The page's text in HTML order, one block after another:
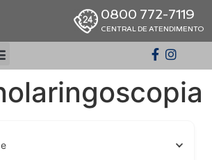
0800 772-7119
CENTRAL DE ATENDIMENTO